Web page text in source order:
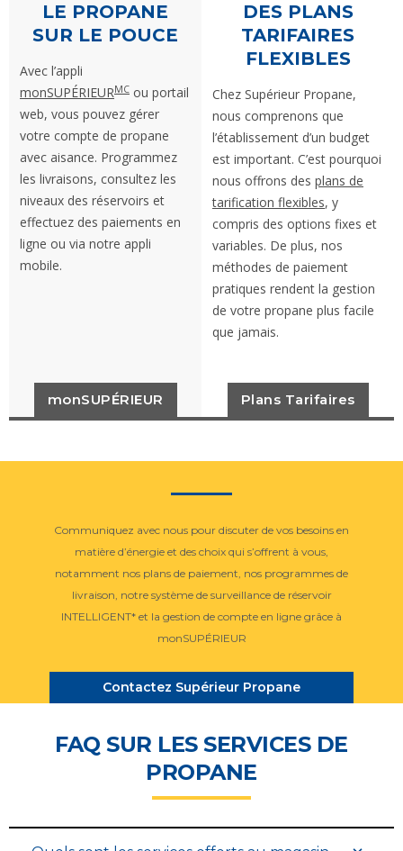
LE PROPANE
SUR LE POUCE
Avec l’appli
monSUPÉRIEURMC ou portail
web, vous pouvez gérer
votre compte de propane
avec aisance. Programmez
les livraisons, consultez les
niveaux des réservoirs et
effectuez des paiements en
ligne ou via notre appli
mobile.
monSUPÉRIEUR
DES PLANS
TARIFAIRES
FLEXIBLES
Chez Supérieur Propane,
nous comprenons que
l’établissement d’un budget
est important. C’est pourquoi
nous offrons des plans de
tarification flexibles, y
compris des options fixes et
variables. De plus, nos
méthodes de paiement
pratiques rendent la gestion
de votre propane plus facile
que jamais.
Plans Tarifaires
Communiquez avec nous pour discuter de vos besoins en
matière d’énergie et des choix qui s’offrent à vous,
notamment nos plans de paiement, nos programmes de
livraison, notre système de surveillance de réservoir
INTELLIGENT* et la gestion de compte en ligne grâce à
monSUPÉRIEUR
Contactez Supérieur Propane
FAQ SUR LES SERVICES DE
PROPANE